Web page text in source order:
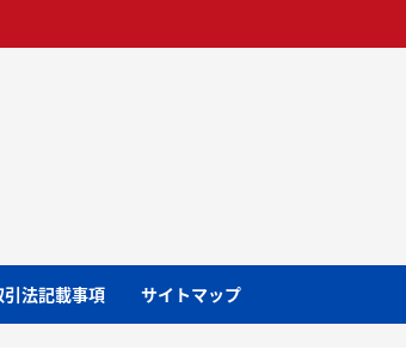
引法記載事項 サイトマップ